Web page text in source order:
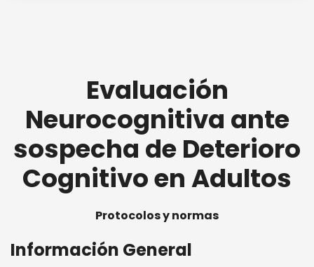
Evaluación
Neurocognitiva ante
sospecha de Deterioro
Cognitivo en Adultos
Protocolos y normas
Información General